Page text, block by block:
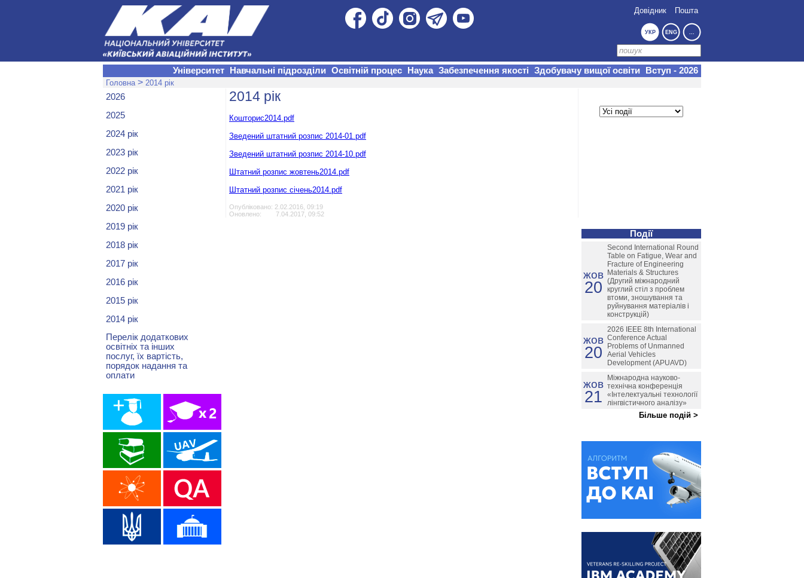
Довідник Пошта
УКР ENG ...
Університет Навчальні підрозділи Освітній процес Наука Забезпечення якості Здобувачу вищої освіти Вступ - 2026
Головна > 2014 рік
Події
жов
20
Second International Round
Table on Fatigue, Wear and
Fracture of Engineering
Materials & Structures
(Другий міжнародний
круглий стіл з проблем
втоми, зношування та
руйнування матеріалів і
конструкцій)
жов
20
2026 IEEE 8th International
Conference Actual
Problems of Unmanned
Aerial Vehicles
Development (APUAVD)
жов
21
Міжнародна науково-
технічна конференція
«Інтелектуальні технології
лінгвістичного аналізу»
Більше подій >
2014 рік
Кошторис2014.pdf
Зведений штатний розпис 2014-01.pdf
Зведений штатний розпис 2014-10.pdf
Штатний розпис жовтень2014.pdf
Штатний розпис січень2014.pdf
Опубліковано: 2.02.2016, 09:19
Оновлено: 7.04.2017, 09:52
2026
2025
2024 рік
2023 рік
2022 рік
2021 рік
2020 рік
2019 рік
2018 рік
2017 рік
2016 рік
2015 рік
2014 рік
Перелік додаткових
освітніх та інших
послуг, їх вартість,
порядок надання та
оплати